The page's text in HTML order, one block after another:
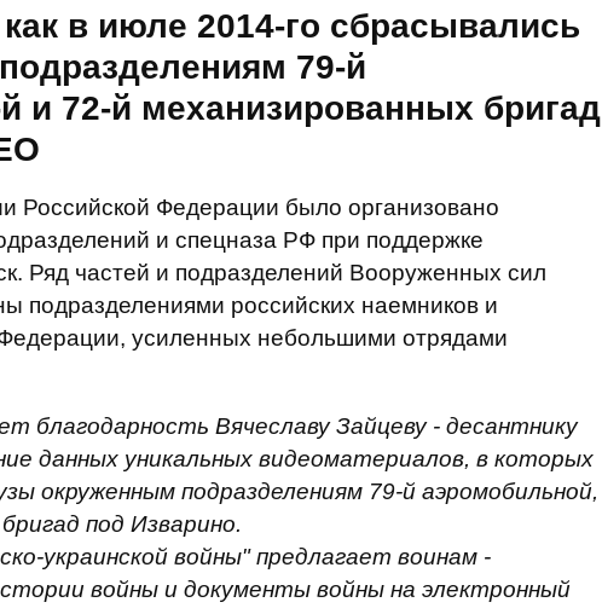
в июле 2014-го сбрасывались
79-й
и 72-й механизированных бригад
Российской Федерации было организовано
и спецназа РФ при поддержке
Ряд частей и подразделений Вооруженных сил
подразделениями российских наемников и
усиленных небольшими отрядами
благодарность Вячеславу Зайцеву - десантнику
данных уникальных видеоматериалов, в которых
окруженным подразделениям 79-й аэромобильной,
под Изварино.
украинской войны" предлагает воинам -
войны и документы войны на электронный